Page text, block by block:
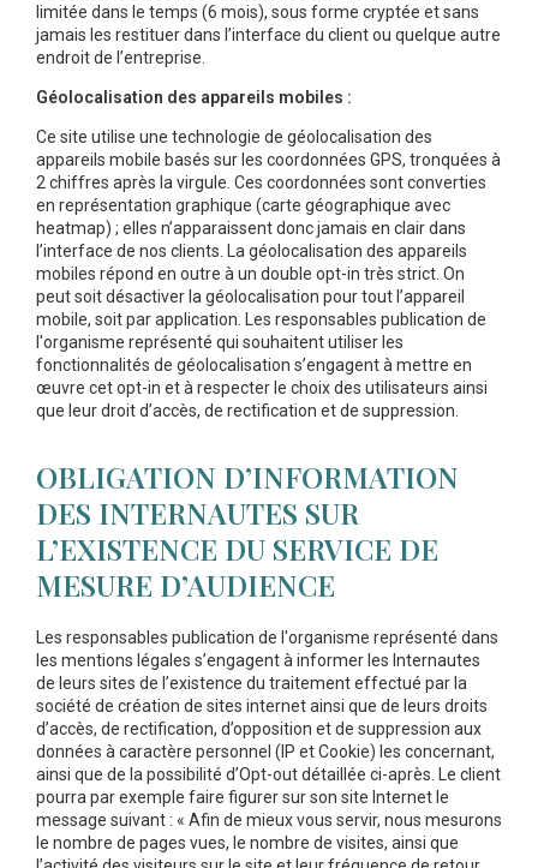
limitée dans le temps (6 mois), sous forme cryptée et sans
jamais les restituer dans l’interface du client ou quelque autre
endroit de l’entreprise.
Géolocalisation des appareils mobiles :
Ce site utilise une technologie de géolocalisation des
appareils mobile basés sur les coordonnées GPS, tronquées à
2 chiffres après la virgule. Ces coordonnées sont converties
en représentation graphique (carte géographique avec
heatmap) ; elles n’apparaissent donc jamais en clair dans
l’interface de nos clients. La géolocalisation des appareils
mobiles répond en outre à un double opt-in très strict. On
peut soit désactiver la géolocalisation pour tout l’appareil
mobile, soit par application. Les responsables publication de
l'organisme représenté qui souhaitent utiliser les
fonctionnalités de géolocalisation s’engagent à mettre en
œuvre cet opt-in et à respecter le choix des utilisateurs ainsi
que leur droit d’accès, de rectification et de suppression.
OBLIGATION D’INFORMATION
DES INTERNAUTES SUR
L’EXISTENCE DU SERVICE DE
MESURE D’AUDIENCE
Les responsables publication de l'organisme représenté dans
les mentions légales s’engagent à informer les Internautes
de leurs sites de l’existence du traitement effectué par la
société de création de sites internet ainsi que de leurs droits
d’accès, de rectification, d’opposition et de suppression aux
données à caractère personnel (IP et Cookie) les concernant,
ainsi que de la possibilité d’Opt-out détaillée ci-après. Le client
pourra par exemple faire figurer sur son site Internet le
message suivant : « Afin de mieux vous servir, nous mesurons
le nombre de pages vues, le nombre de visites, ainsi que